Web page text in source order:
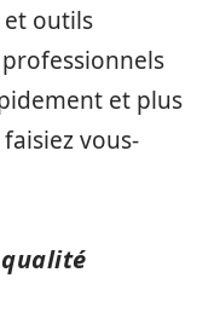
et outils
et plus
vous-